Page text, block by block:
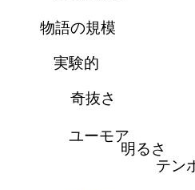
テン
明るさ
ユーモア
奇抜さ
実験的
物語の規模